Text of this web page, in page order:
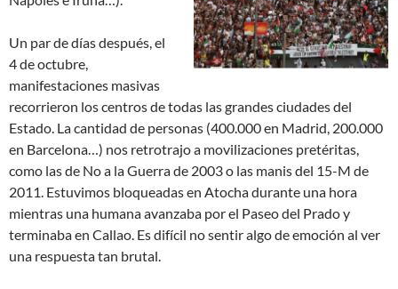
Un par de días después, el
4 de octubre,
manifestaciones masivas
recorrieron los centros de todas las grandes ciudades del
Estado. La cantidad de personas (400.000 en Madrid, 200.000
en Barcelona…) nos retrotrajo a movilizaciones pretéritas,
como las de No a la Guerra de 2003 o las manis del 15-M de
2011. Estuvimos bloqueadas en Atocha durante una hora
mientras una humana avanzaba por el Paseo del Prado y
terminaba en Callao. Es difícil no sentir algo de emoción al ver
una respuesta tan brutal.